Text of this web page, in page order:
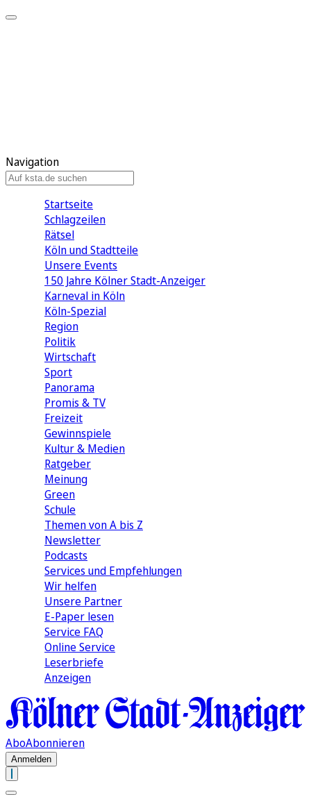
Navigation
Startseite
Schlagzeilen
Rätsel
Köln und Stadtteile
Unsere Events
150 Jahre Kölner Stadt-Anzeiger
Karneval in Köln
Köln-Spezial
Region
Politik
Wirtschaft
Sport
Panorama
Promis & TV
Freizeit
Gewinnspiele
Kultur & Medien
Ratgeber
Meinung
Green
Schule
Themen von A bis Z
Newsletter
Podcasts
Services und Empfehlungen
Wir helfen
Unsere Partner
E-Paper lesen
Service FAQ
Online Service
Leserbriefe
Anzeigen
AboAbonnieren
Anmelden